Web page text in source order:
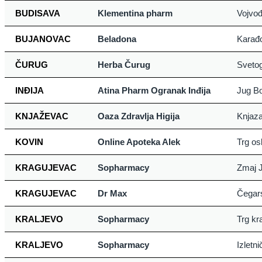
BUDISAVA Klementina pharm
BUJANOVAC Beladona
ČURUG Herba Čurug
INĐIJA Atina Pharm Ogranak Inđija Jug
KNJAŽEVAC Oaza Zdravlja Higija
KOVIN Online Apoteka Alek Trg
KRAGUJEVAC Sopharmacy Zmaj
KRAGUJEVAC Dr Max
KRALJEVO Sopharmacy Trg
KRALJEVO Sopharmacy